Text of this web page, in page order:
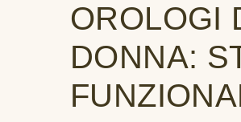
OROLOGI
DONNA: